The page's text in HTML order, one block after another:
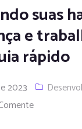
suas
e
rápido
2023